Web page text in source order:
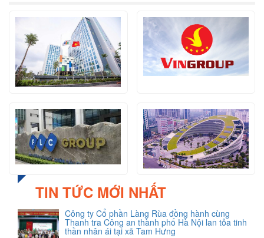
TIN TỨC MỚI NHẤT
Công ty Cổ phần Làng Rùa đồng hành cùng
Thanh tra Công an thành phố Hà Nội lan tỏa tinh
thần nhân ái tại xã Tam Hưng